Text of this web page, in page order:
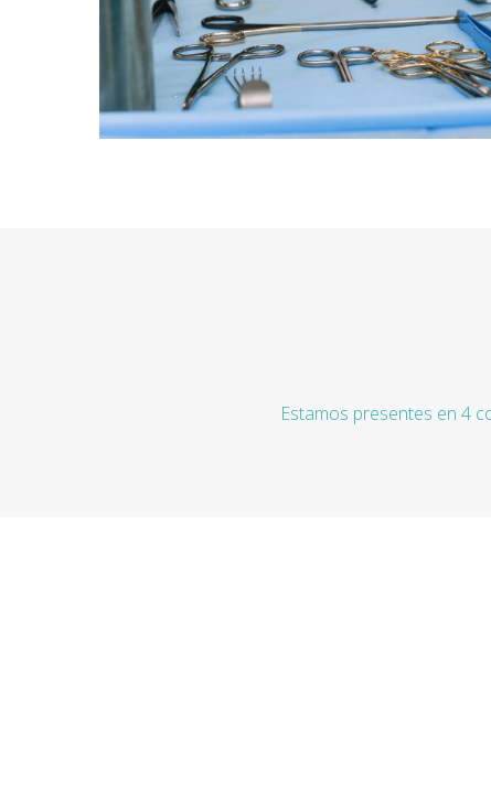
Estamos presentes en 4